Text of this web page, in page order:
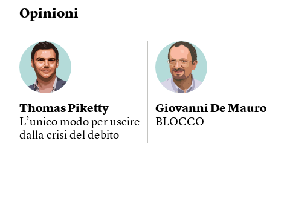
Opinioni
Thomas Piketty
L’unico modo per uscire
dalla crisi del debito
Giovanni De Mauro
BLOCCO